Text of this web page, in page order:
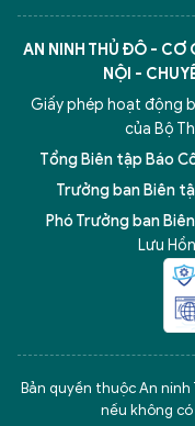
AN NINH THỦ ĐÔ - CƠ
NỘI -
Giấy phép hoạt động
của Bộ
Tổng Biên tập Báo
Trưởng ban Biên
Phó Trưởng ban
Lưu
Bản quyền thuộc An
nếu không
5 điểm nghẽn của